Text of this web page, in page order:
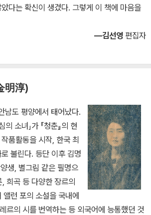
다는 확신이 생겼다. 그렇게 이 책에 마음을
―김선영 편집자
明淳)
도 평양에서 태어났다.
소녀」가 『청춘』의 현
품활동을 시작, 한국 최
불린다. 등단 이후 김명
생, 별그림 같은 필명으
희곡 등 다양한 장르의
런 포의 소설을 국내에
르의 시를 번역하는 등 외국어에 능통했던 것